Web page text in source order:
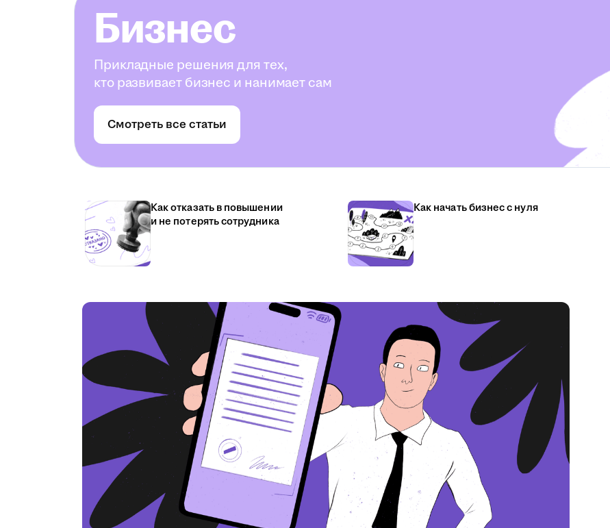
Бизнес
Прикладные решения для тех,
кто развивает бизнес и нанимает сам
Смотреть все статьи
Как отказать в повышении
и не потерять сотрудника
Как начать бизнес с нуля